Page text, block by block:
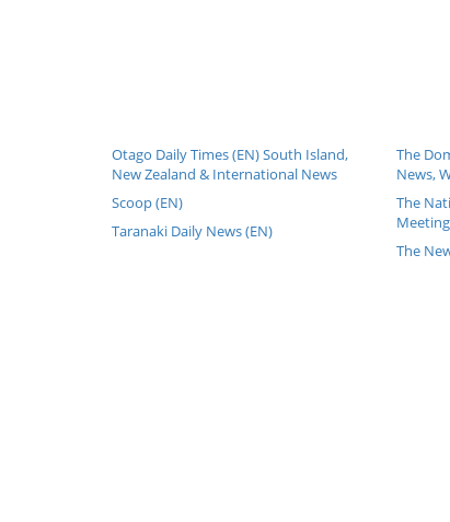
Otago Daily Times (EN) South Island,
New Zealand & International News
Scoop (EN)
Taranaki Daily News (EN)
The
News,
The
The